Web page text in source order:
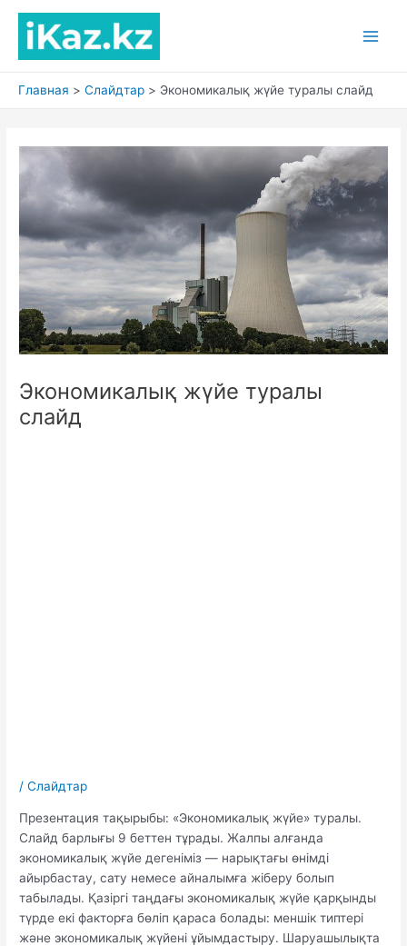
содержимому
Главная Слайдтар Экономикалық жүйе туралы слайд
Экономикалық жүйе туралы
слайд
/Слайдтар
Презентация тақырыбы: «Экономикалық жүйе» туралы.
Слайд барлығы 9 беттен тұрады. Жалпы алғанда
экономикалық жүйе дегеніміз — нарықтағы өнімді
айырбастау, сату немесе айналымға жіберу болып
табылады. Қазіргі таңдағы экономикалық жүйе қарқынды
түрде екі факторға бөліп қараса болады: меншік типтері
және экономикалық жүйені ұйымдастыру. Шаруашылықта